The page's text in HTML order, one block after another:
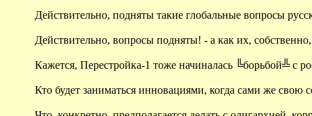
Действительно, подняты такие глобальные вопросы
Действительно, вопросы подняты! - а как их,
Кажется, Перестройка-1 тоже начиналась ╚борьбой╩ с
Кто будет заниматься инновациями, когда сами же